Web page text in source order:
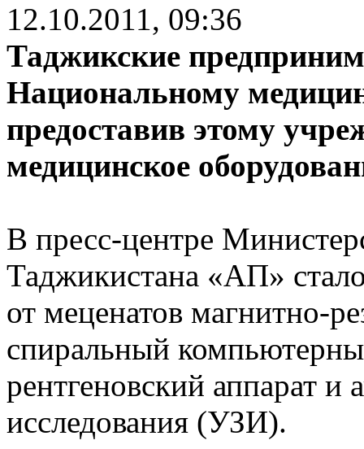
12.10.2011, 09:36
Таджикские
Национальному
предоставив этому
медицинское
В пресс-центре
Таджикистана «АП»
от меценатов магнитно-
спиральный
рентгеновский аппарат и
исследования (УЗИ).